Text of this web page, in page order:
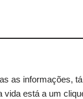
as informações,
vida está a um